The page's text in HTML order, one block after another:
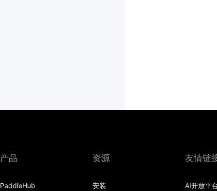
产品
PaddleHub
资源
安装
友情链
AI开放平